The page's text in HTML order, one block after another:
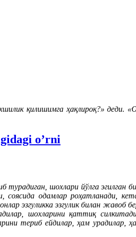
қилишимга ҳақлироқ?» деди.
o’rni
шохлари йўлга
одамлар роҳатланади,
эзгуликка эзгулик билан жавоб
шохларини қаттиқ
териб ейдилар, ҳам урадилар,